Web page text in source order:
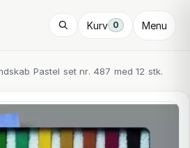
Kurv 0 Menu
Pastel set nr. 487 med 12 stk.